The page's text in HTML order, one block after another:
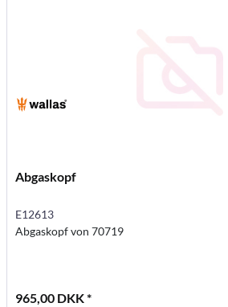
Abgaskopf
E12613
Abgaskopf von 70719
965,00 DKK *